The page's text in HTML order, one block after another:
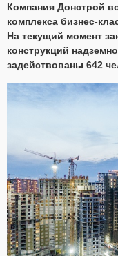
Компания Донстрой
комплекса бизнес-
На текущий момент
конструкций
задействованы 642